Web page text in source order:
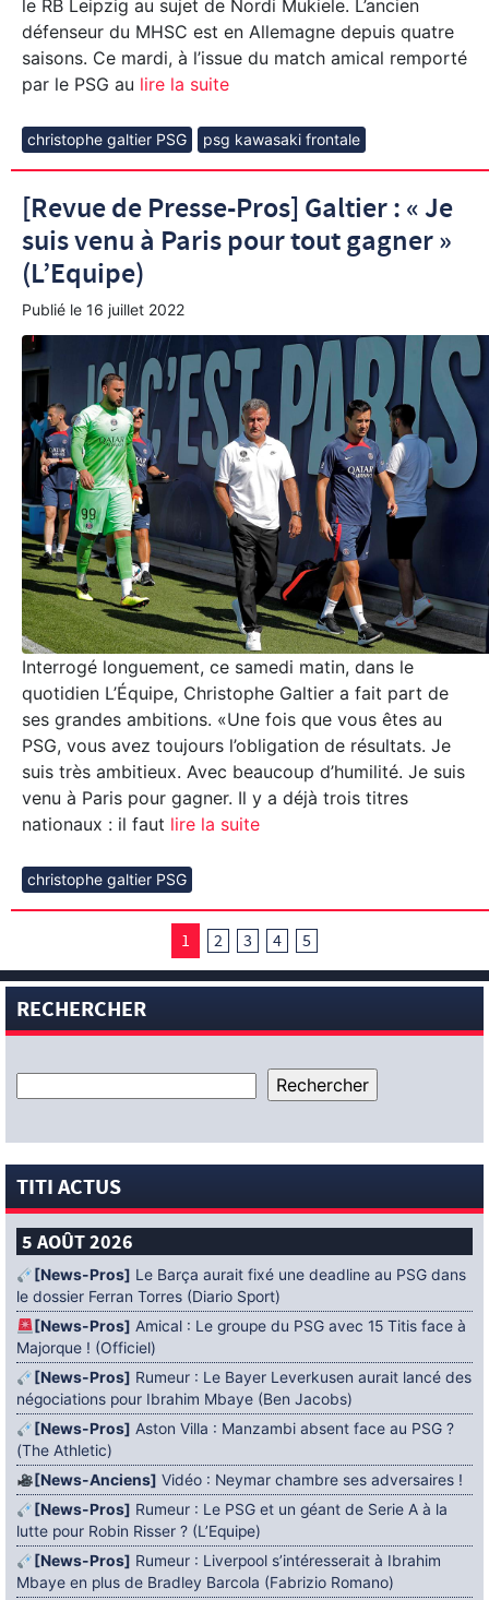
le RB Leipzig au sujet de Nordi Mukiele. L’ancien
défenseur du MHSC est en Allemagne depuis quatre
saisons. Ce mardi, à l’issue du match amical remporté
par le PSG au lire la suite
christophe galtier PSG psg kawasaki frontale
[Revue de Presse-Pros] Galtier : « Je
suis venu à Paris pour tout gagner »
(L’Equipe)
Publié le 16 juillet 2022
Interrogé longuement, ce samedi matin, dans le
quotidien L’Équipe, Christophe Galtier a fait part de
ses grandes ambitions. «Une fois que vous êtes au
PSG, vous avez toujours l’obligation de résultats. Je
suis très ambitieux. Avec beaucoup d’humilité. Je suis
venu à Paris pour gagner. Il y a déjà trois titres
nationaux : il faut lire la suite
christophe galtier PSG
1 2 3 4 5
RECHERCHER
TITI ACTUS
5 AOÛT 2026
[News-Pros] Le Barça aurait fixé une deadline au PSG dans
le dossier Ferran Torres (Diario Sport)
[News-Pros] Amical : Le groupe du PSG avec 15 Titis face à
Majorque ! (Officiel)
[News-Pros] Rumeur : Le Bayer Leverkusen aurait lancé des
négociations pour Ibrahim Mbaye (Ben Jacobs)
[News-Pros] Aston Villa : Manzambi absent face au PSG ?
(The Athletic)
[News-Anciens] Vidéo : Neymar chambre ses adversaires !
[News-Pros] Rumeur : Le PSG et un géant de Serie A à la
lutte pour Robin Risser ? (L’Equipe)
[News-Pros] Rumeur : Liverpool s’intéresserait à Ibrahim
Mbaye en plus de Bradley Barcola (Fabrizio Romano)